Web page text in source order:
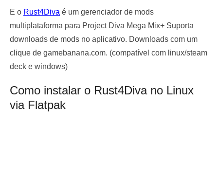
E o Rust4Diva é um gerenciador de mods
multiplataforma para Project Diva Mega Mix+ Suporta
downloads de mods no aplicativo. Downloads com um
clique de gamebanana.com. (compatível com linux/steam
deck e windows)
Como instalar o Rust4Diva no Linux
via Flatpak